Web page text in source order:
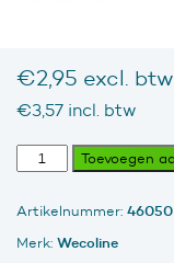
€2,95 excl. btw
€3,57 incl. btw
Keukendoek
(badstof),
Rood/Wit
aantal
Toevoegen
Artikelnummer: 46050
Merk: Wecoline